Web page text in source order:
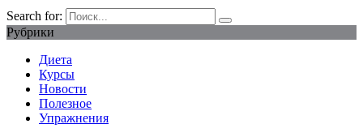
Search for:
Рубрики
Диета
Курсы
Новости
Полезное
Упражнения